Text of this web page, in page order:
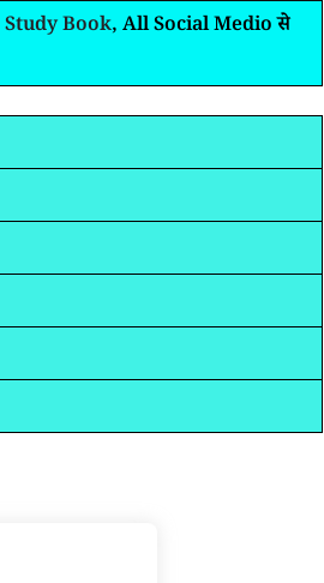
Study Book, All Social Medio से